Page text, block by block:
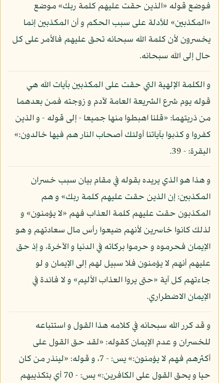
فوضع قوله «الذين حقت عليهم كلمة ربك» موضع
«المكذبين» للأدلة على سبب الحكم و أن المكذبين إنما
يخسرون لأن كلمة الله سبحانه تحق عليهم فالأمر على كل
حال إلى الله سبحانه.
و الكلمة الإلهية التي حقت على المكذبين بآيات الله هي
قوله يوم شرع الشريعة العامة لآدم و زوجته فمن بعدهما
من ذريتهما: «قلنا اهبطوا منها جميعا - إلى قوله - و الذين
كفروا و كذبوا بآياتنا أولئك أصحاب النار هم فيها خالدون:»
البقرة: - 39.
و هذا هو الذي يريده بقوله في مقام بيان سبب خسران
المكذبين: إن الذين حقت عليهم كلمة ربك» و هم
المكذبون حقت عليهم كلمة العذاب فهم «لا يؤمنون» و
لذلك كانوا خاسرين لأنهم ضيعوا رأس مال سعادتهم و هو
الإيمان فحرموه و حرموا بركاته في الدنيا و الآخرة، و إذ حق
عليهم أنهم لا يؤمنون فلا سبيل لهم إلى الإيمان و لو
جاءتهم كل آية «حتى يروا العذاب الأليم» و لا فائدة في
الإيمان الاضطراري.
و قد كرر الله سبحانه في كلامه هذا القول و استتباعه
للخسران و عدم الإيمان كقوله: «لقد حق القول على
أكثرهم فهم لا يؤمنون:» يس: - 7، و قوله: «لينذر من كان
حيا و يحق القول على الكافرين:» يس: - 70 أي بتكذيبهم